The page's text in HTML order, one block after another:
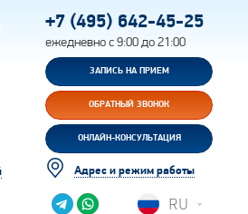
+7 (495) 642-45-25
ежедневно с 9:00 до 21:00
ЗАПИСЬ НА ПРИЕМ
ОБРАТНЫЙ ЗВОНОК
ОНЛАЙН-КОНСУЛЬТАЦИЯ
Адрес и режим работы
RU